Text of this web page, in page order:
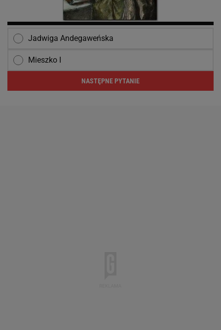
Jadwiga Andegaweńska
Mieszko I
NASTĘPNE PYTANIE